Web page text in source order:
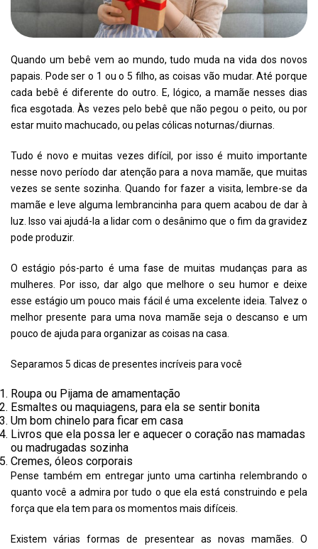
Quando um bebê vem ao mundo, tudo muda na vida dos novos
papais. Pode ser o 1 ou o 5 filho, as coisas vão mudar. Até porque
cada bebê é diferente do outro. E, lógico, a mamãe nesses dias
fica esgotada. Às vezes pelo bebê que não pegou o peito, ou por
estar muito machucado, ou pelas cólicas noturnas/diurnas.
Tudo é novo e muitas vezes difícil, por isso é muito importante
nesse novo período dar atenção para a nova mamãe, que muitas
vezes se sente sozinha. Quando for fazer a visita, lembre-se da
mamãe e leve alguma lembrancinha para quem acabou de dar à
luz. Isso vai ajudá-la a lidar com o desânimo que o fim da gravidez
pode produzir.
O estágio pós-parto é uma fase de muitas mudanças para as
mulheres. Por isso, dar algo que melhore o seu humor e deixe
esse estágio um pouco mais fácil é uma excelente ideia. Talvez o
melhor presente para uma nova mamãe seja o descanso e um
pouco de ajuda para organizar as coisas na casa.
Separamos 5 dicas de presentes incríveis para você
Roupa ou Pijama de amamentação
Esmaltes ou maquiagens, para ela se sentir bonita
Um bom chinelo para ficar em casa
Livros que ela possa ler e aquecer o coração nas mamadas
ou madrugadas sozinha
Cremes, óleos corporais
Pense também em entregar junto uma cartinha relembrando o
quanto você a admira por tudo o que ela está construindo e pela
força que ela tem para os momentos mais difíceis.
Existem várias formas de presentear as novas mamães. O